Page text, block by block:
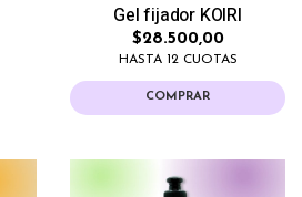
Gel fijador KOIRI
$28.500,00
HASTA 12 CUOTAS
COMPRAR